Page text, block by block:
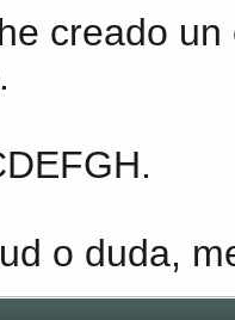
creado
o duda,